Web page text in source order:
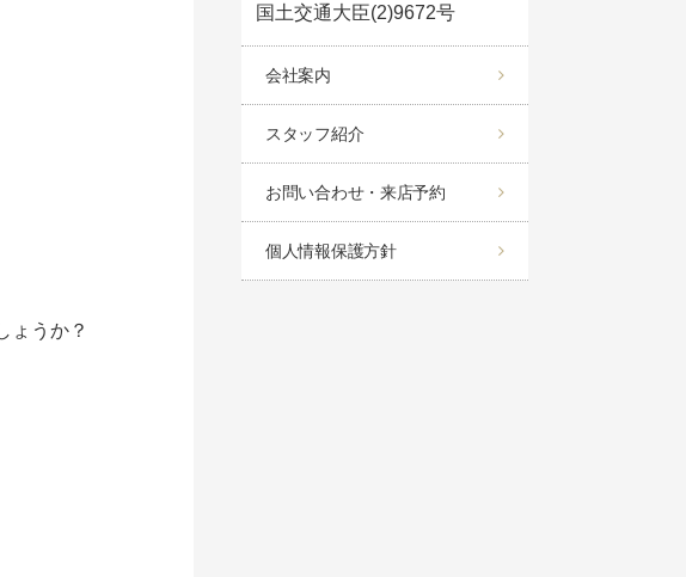
ょうか？
国土交通大臣(2)9672号
会社案内
スタッフ紹介
お問い合わせ・来店予約
個人情報保護方針